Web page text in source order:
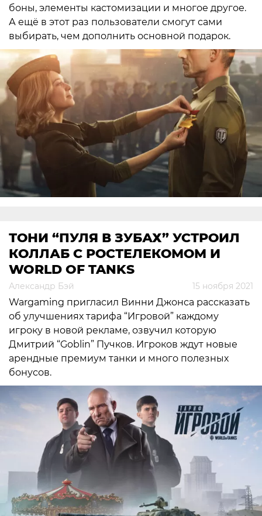
боны, элементы кастомизации и многое другое.
А ещё в этот раз пользователи смогут сами
выбирать, чем дополнить основной подарок.
ТОНИ “ПУЛЯ В ЗУБАХ” УСТРОИЛ
КОЛЛАБ С РОСТЕЛЕКОМОМ И
WORLD OF TANKS
Александр Бэй 15 ноября 2021
Wargaming пригласил Винни Джонса рассказать
об улучшениях тарифа “Игровой” каждому
игроку в новой рекламе, озвучил которую
Дмитрий “Goblin” Пучков. Игроков ждут новые
арендные премиум танки и много полезных
бонусов.